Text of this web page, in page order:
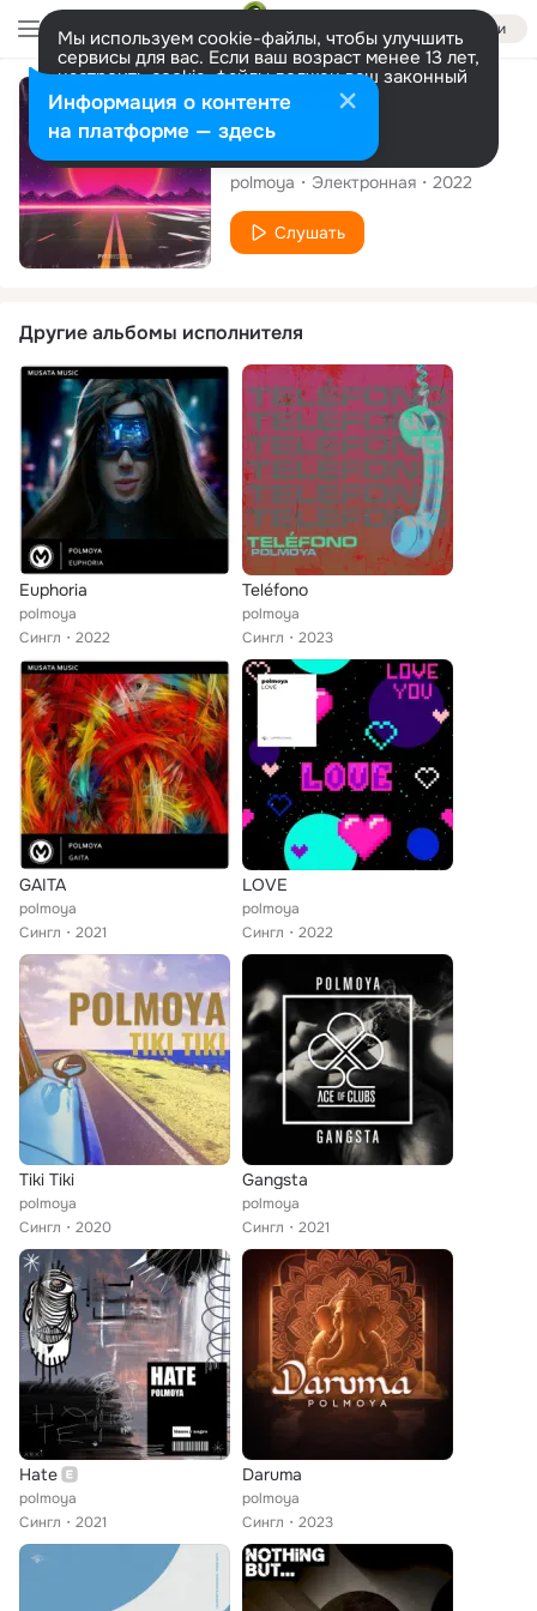
Войти
Мы используем cookie-файлы, чтобы улучшить
сервисы для вас. Если ваш возраст менее 13 лет,
настроить cookie-файлы должен ваш законный
представитель. Больше информации
Разрешить все Настроить
Сингл
Tomorrow
polmoya Электронная 2022
Слушать
Другие альбомы исполнителя
Euphoria
polmoya
Сингл
2022
Teléfono
polmoya
Сингл
2023
GAITA
polmoya
Сингл
2021
LOVE
polmoya
Сингл
2022
Tiki Tiki
polmoya
Сингл
2020
Gangsta
polmoya
Сингл
2021
Hate
polmoya
Сингл
2021
Daruma
polmoya
Сингл
2023
Информация о контенте
на платформе — здесь